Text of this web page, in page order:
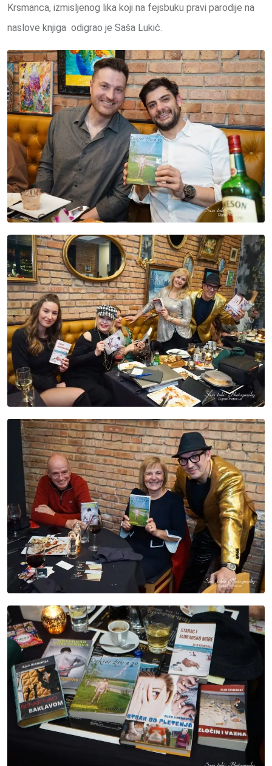
Krsmanca, izmisljenog lika koji na fejsbuku pravi parodije na
naslove knjiga odigrao je Saša Lukić.